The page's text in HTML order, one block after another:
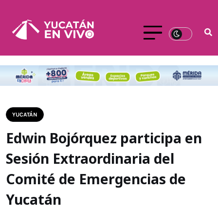
YUCATÁN
Edwin Bojórquez participa en
Sesión Extraordinaria del
Comité de Emergencias de
Yucatán